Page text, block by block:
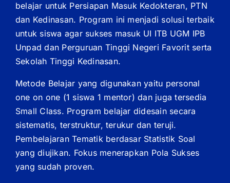
belajar untuk Persiapan Masuk Kedokteran, PTN
dan Kedinasan. Program ini menjadi solusi terbaik
untuk siswa agar sukses masuk UI ITB UGM IPB
Unpad dan Perguruan Tinggi Negeri Favorit serta
Sekolah Tinggi Kedinasan.
Metode Belajar yang digunakan yaitu personal
one on one (1 siswa 1 mentor) dan juga tersedia
Small Class. Program belajar didesain secara
sistematis, terstruktur, terukur dan teruji.
Pembelajaran Tematik berdasar Statistik Soal
yang diujikan. Fokus menerapkan Pola Sukses
yang sudah proven.